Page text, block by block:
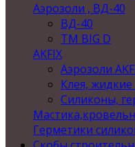
Аэрозоли , ВД-40
ВД-40
TM BIG D
AKFIX
Аэрозоли
Клея, жидкие
Силиконы,
Герметики